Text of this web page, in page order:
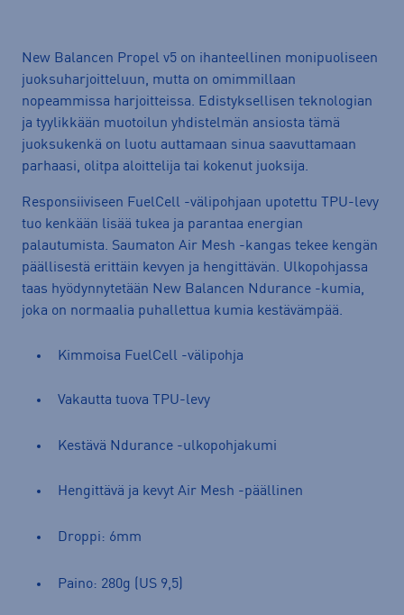
New Balancen Propel v5 on ihanteellinen monipuoliseen
juoksuharjoitteluun, mutta on omimmillaan
nopeammissa harjoitteissa. Edistyksellisen teknologian
ja tyylikkään muotoilun yhdistelmän ansiosta tämä
juoksukenkä on luotu auttamaan sinua saavuttamaan
parhaasi, olitpa aloittelija tai kokenut juoksija.
Responsiiviseen FuelCell -välipohjaan upotettu TPU-levy
tuo kenkään lisää tukea ja parantaa energian
palautumista. Saumaton Air Mesh -kangas tekee kengän
päällisestä erittäin kevyen ja hengittävän. Ulkopohjassa
taas hyödynnytetään New Balancen Ndurance -kumia,
joka on normaalia puhallettua kumia kestävämpää.
Kimmoisa FuelCell -välipohja
Vakautta tuova TPU-levy
Kestävä Ndurance -ulkopohjakumi
Hengittävä ja kevyt Air Mesh -päällinen
Droppi: 6mm
Paino: 280g (US 9,5)